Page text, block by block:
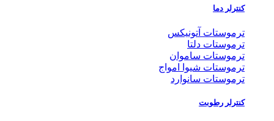
کنترلر دما
ترموستات آتونیکس
ترموستات دلتا
ترموستات ساموان
ترموستات شیوا امواج
ترموستات سانوارد
کنترلر رطوبت